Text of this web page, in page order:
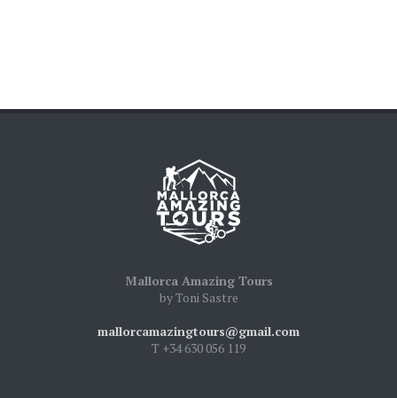
Mallorca Amazing Tours
by Toni Sastre
mallorcamazingtours@gmail.com
T +34 630 056 119